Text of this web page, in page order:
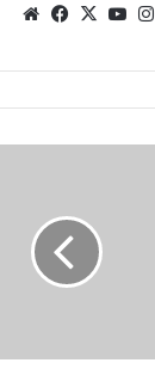
WebsiteFacebook
X